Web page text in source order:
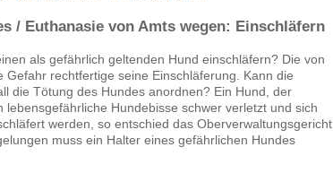
/ Euthanasie von Amts wegen: Einschläfern
als gefährlich geltenden Hund einschläfern? Die von
rechtfertige seine Einschläferung. Kann die
die Tötung des Hundes anordnen? Ein Hund, der
Hundebisse schwer verletzt und sich
werden, so entschied das Oberverwaltungsgericht
muss ein Halter eines gefährlichen Hundes